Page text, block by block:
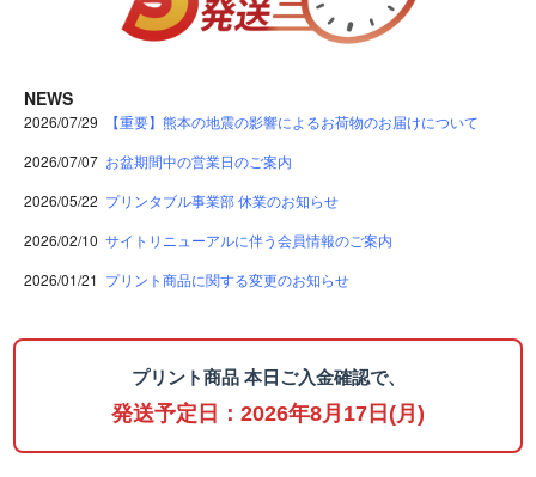
NEWS
2026/07/29
【重要】熊本の地震の影響によるお荷物のお届けについて
2026/07/07 お盆期間中の営業日のご案内
2026/05/22 プリンタブル事業部 休業のお知らせ
2026/02/10 サイトリニューアルに伴う会員情報のご案内
2026/01/21 プリント商品に関する変更のお知らせ
プリント商品 本日ご入金確認で、
発送予定日：2026年8月17日(月)